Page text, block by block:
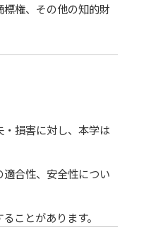
権、その他の知的財
損害に対し、本学は
合性、安全性につい
ことがあります。